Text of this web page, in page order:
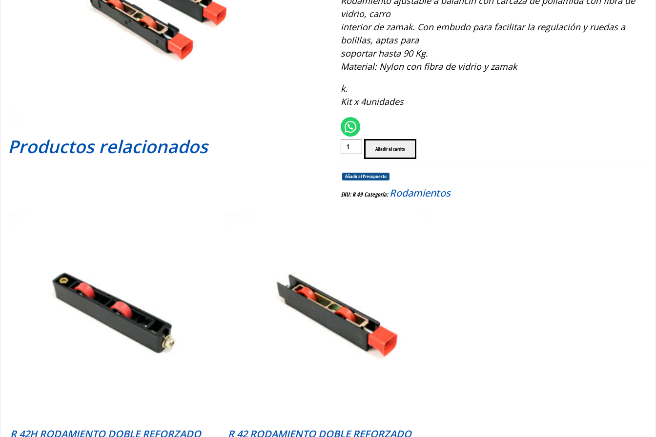
vidrio, carro
interior de zamak. Con embudo para facilitar la regulación y ruedas a
bolillas, aptas para
soportar hasta 90 Kg.
Material: Nylon con fibra de vidrio y zamak
k.
Kit x 4unidades
RODAMIENTO
REFORZADO
Añadir al carrito
Añadir al Presupuesto
SKU:R 49 Categoría: Rodamientos
Productos relacionados
R 42H RODAMIENTO DOBLE REFORZADO R 42 RODAMIENTO DOBLE REFORZADO